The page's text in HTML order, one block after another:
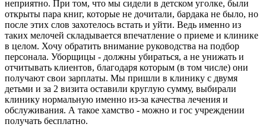
неприятно. При том, что мы сидели в детском уголке, были
открыты пара книг, которые не дочитали, бардака не было, но
после этих слов захотелось встать и уйти. Ведь именно из
таких мелочей складывается впечатление о приеме и клинике
в целом. Хочу обратить внимание руководства на подбор
персонала. Уборщицы - должны убираться, а не унижать и
отчитывать клиентов, благодаря которым (в том числе) они
получают свои зарплаты. Мы пришли в клинику с двумя
детьми и за 2 визита оставили круглую сумму, выбирали
клинику нормальную именно из-за качества лечения и
обслуживания. А такое хамство - можно и гос учреждении
получать бесплатно.